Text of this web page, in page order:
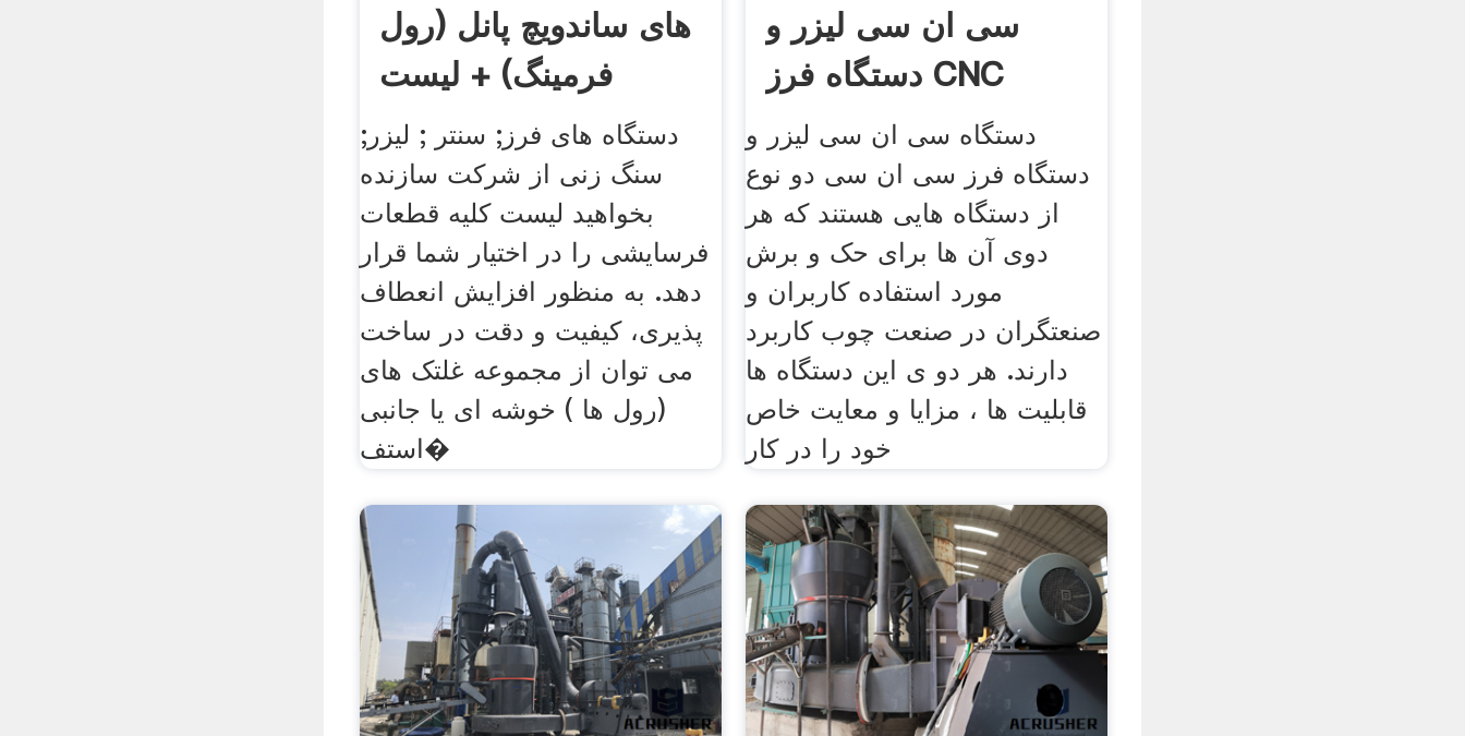
های ساندویچ پانل (رول
فرمینگ) + لیست
دستگاه های فرز; سنتر ; لیزر;
سنگ زنی از شرکت سازنده
بخواهید لیست کلیه قطعات
فرسایشی را در اختیار شما قرار
دهد. به منظور افزایش انعطاف
پذیری، کیفیت و دقت در ساخت
می توان از مجموعه غلتک های
(رول ها ) خوشه ای یا جانبی
استف�
سی ان سی لیزر و
دستگاه فرز CNC
دستگاه سی ان سی لیزر و
دستگاه فرز سی ان سی دو نوع
از دستگاه هایی هستند که هر
دوی آن ها برای حک و برش
مورد استفاده کاربران و
صنعتگران در صنعت چوب کاربرد
دارند. هر دو ی این دستگاه ها
قابلیت ها ، مزایا و معایت خاص
خود را در کار